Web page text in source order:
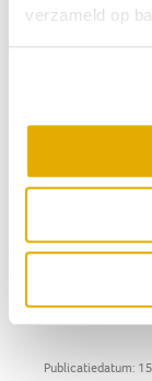
verzameld op
de bijlage zijn
Namens het
Roelof
Relevante links
Op de
je aan voor
Algemene
Publicatiedatum: